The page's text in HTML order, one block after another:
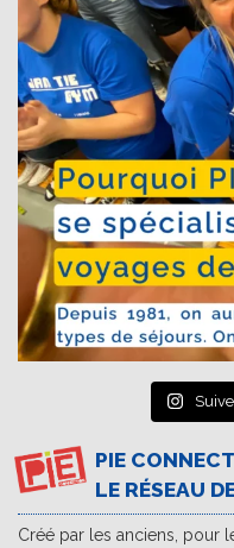
PIE
LE RÉSEAU
Créé par les anciens, pour